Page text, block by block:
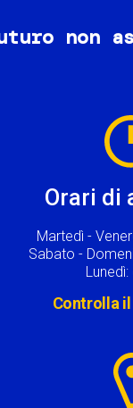
non
Orari di
Martedì -
Sabato -
Lunedì:
Controlla